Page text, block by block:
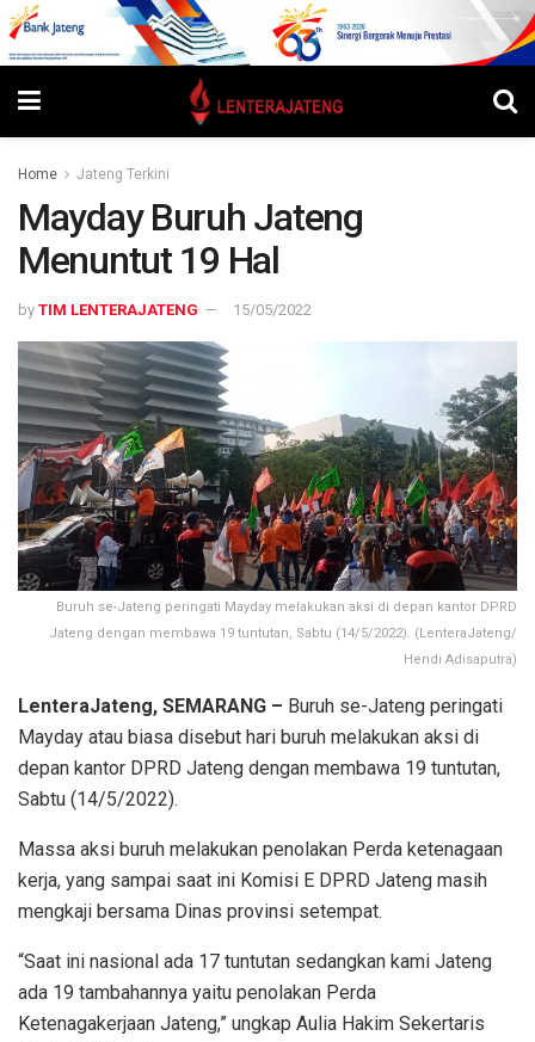
Home Jateng Terkini
Mayday Buruh Jateng
Menuntut 19 Hal
by TIM LENTERAJATENG 15/05/2022
Buruh se-Jateng peringati Mayday melakukan aksi di depan kantor DPRD
Jateng dengan membawa 19 tuntutan, Sabtu (14/5/2022). (LenteraJateng/
Hendi Adisaputra)
LenteraJateng, SEMARANG – Buruh se-Jateng peringati
Mayday atau biasa disebut hari buruh melakukan aksi di
depan kantor DPRD Jateng dengan membawa 19 tuntutan,
Sabtu (14/5/2022).
Massa aksi buruh melakukan penolakan Perda ketenagaan
kerja, yang sampai saat ini Komisi E DPRD Jateng masih
mengkaji bersama Dinas provinsi setempat.
“Saat ini nasional ada 17 tuntutan sedangkan kami Jateng
ada 19 tambahannya yaitu penolakan Perda
Ketenagakerjaan Jateng,” ungkap Aulia Hakim Sekertaris